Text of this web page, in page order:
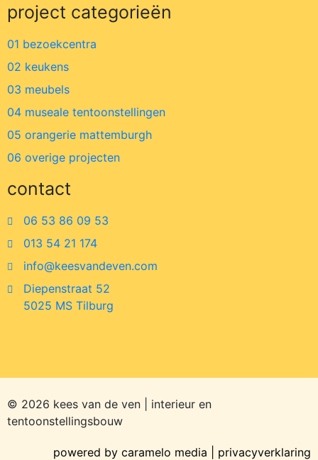
project categorieën
01 bezoekcentra
02 keukens
03 meubels
04 museale tentoonstellingen
05 orangerie mattemburgh
06 overige projecten
contact
06 53 86 09 53
013 54 21 174
info@keesvandeven.com
Diepenstraat 52
5025 MS Tilburg
© 2026 kees van de ven | interieur en
tentoonstellingsbouw
powered by caramelo media privacyverklaring